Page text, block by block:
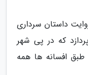
داستان سرداری
که در پی شهر
طبق افسانه ها همه